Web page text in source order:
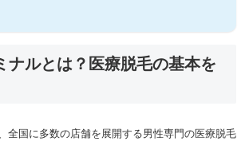
ナルとは？医療脱毛の基本を
全国に多数の店舗を展開する男性専門の医療脱毛